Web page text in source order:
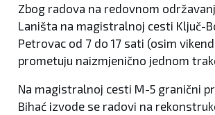
Zbog radova na redovnom
Laništa na magistralnoj cesti Ključ-
Petrovac od 7 do 17 sati (osim
prometuju naizmjenično jednom
Na magistralnoj cesti M-5 granični
Bihać izvode se radovi na